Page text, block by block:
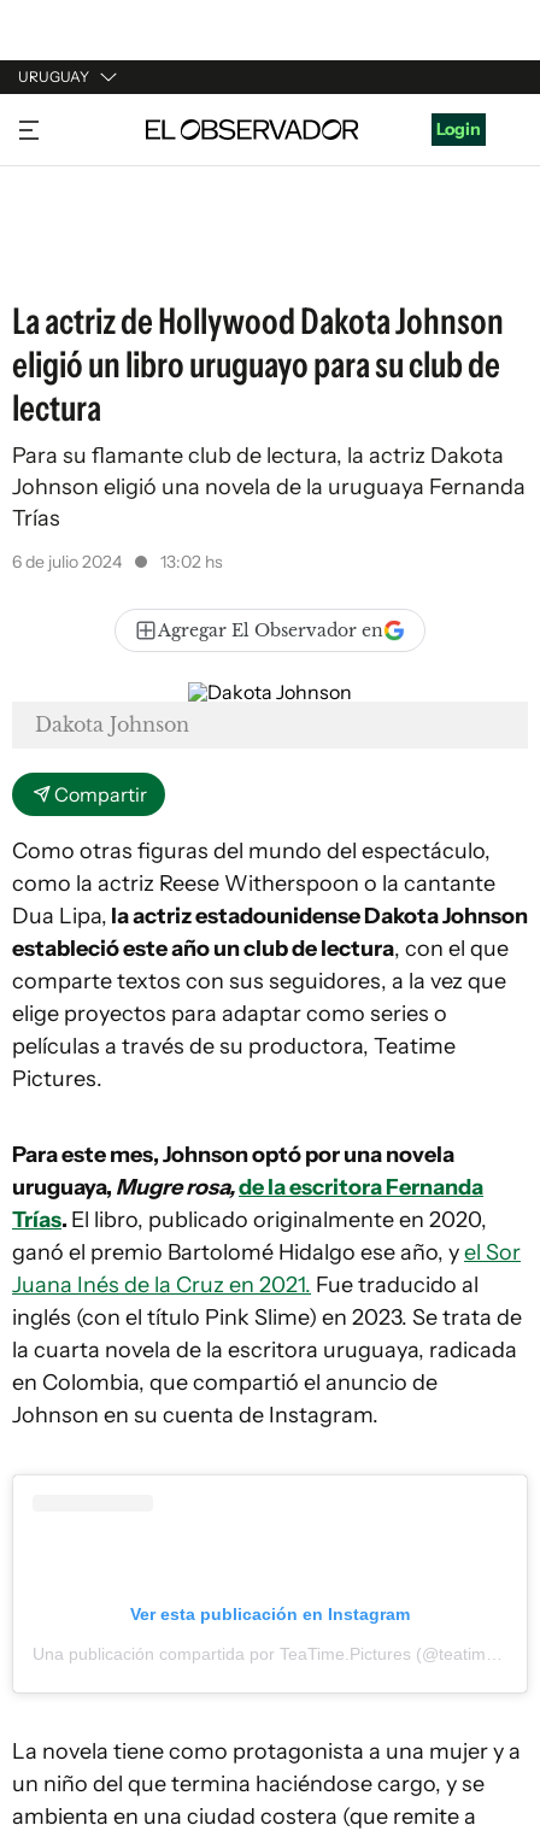
URUGUAY
URUGUAY
ARGENTINA
Login
La actriz de Hollywood Dakota Johnson
eligió un libro uruguayo para su club de
lectura
Para su flamante club de lectura, la actriz Dakota
Johnson eligió una novela de la uruguaya Fernanda
Trías
6 de julio 2024 13:02 hs
Agregar El Observador en
Dakota Johnson
Compartir
Como otras figuras del mundo del espectáculo,
como la actriz Reese Witherspoon o la cantante
Dua Lipa, la actriz estadounidense Dakota Johnson
estableció este año un club de lectura, con el que
comparte textos con sus seguidores, a la vez que
elige proyectos para adaptar como series o
películas a través de su productora, Teatime
Pictures.
Para este mes, Johnson optó por una novela
uruguaya, Mugre rosa,de la escritora Fernanda
Trías. El libro, publicado originalmente en 2020,
ganó el premio Bartolomé Hidalgo ese año, yel Sor
Juana Inés de la Cruz en 2021. Fue traducido al
inglés (con el título Pink Slime) en 2023. Se trata de
la cuarta novela de la escritora uruguaya, radicada
en Colombia, que compartió el anuncio de
Johnson en su cuenta de Instagram.
Ver esta publicación en Instagram
La novela tiene como protagonista a una mujer y a
un niño del que termina haciéndose cargo, y se
ambienta en una ciudad costera (que remite a